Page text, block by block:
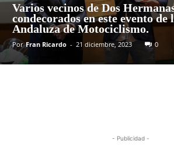
Varios vecinos de Dos
condecorados en este evento de
Andaluza de Motociclismo.
Por Fran Ricardo - 21 diciembre, 2023 0
- Publicidad -